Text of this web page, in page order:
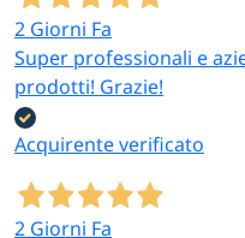
2 Giorni Fa
Super professionali e
prodotti! Grazie!
Acquirente verificato
2 Giorni Fa